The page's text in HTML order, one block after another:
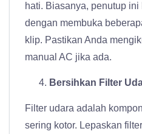
hati. Biasanya, penutup
dengan membuka
klip. Pastikan Anda
manual AC jika ada.
Bersihkan Filter
Filter udara adalah
sering kotor. Lepaskan